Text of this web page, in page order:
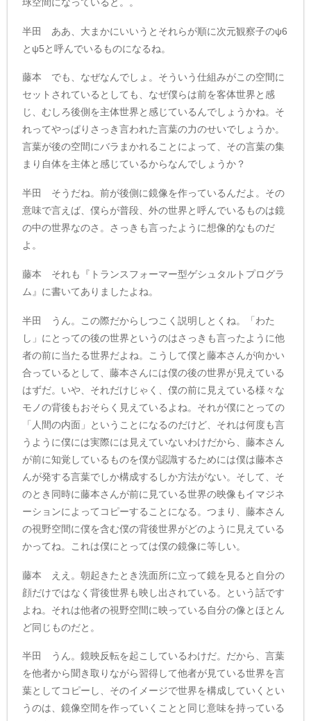
半田 ああ、大まかにいいうとそれらが順に次元観察子のψ6
とψ5と呼んでいるものになるね。
藤本 でも、なぜなんでしょ。そういう仕組みがこの空間に
セットされているとしても、なぜ僕らは前を客体世界と感
じ、むしろ後側を主体世界と感じているんでしょうかね。そ
れってやっぱりさっき言われた言葉の力のせいでしょうか。
言葉が後の空間にバラまかれることによって、その言葉の集
まり自体を主体と感じているからなんでしょうか？
半田 そうだね。前が後側に鏡像を作っているんだよ。その
意味で言えば、僕らが普段、外の世界と呼んでいるものは鏡
の中の世界なのさ。さっきも言ったように想像的なものだ
よ。
藤本 それも『トランスフォーマー型ゲシュタルトプログラ
ム』に書いてありましたよね。
半田 うん。この際だからしつこく説明しとくね。「わた
し」にとっての後の世界というのはさっきも言ったように他
者の前に当たる世界だよね。こうして僕と藤本さんが向かい
合っているとして、藤本さんには僕の後の世界が見えている
はずだ。いや、それだけじゃく、僕の前に見えている様々な
モノの背後もおそらく見えているよね。それが僕にとっての
「人間の内面」ということになるのだけど、それは何度も言
うように僕には実際には見えていないわけだから、藤本さん
が前に知覚しているものを僕が認識するためには僕は藤本さ
んが発する言葉でしか構成するしか方法がない。そして、そ
のとき同時に藤本さんが前に見ている世界の映像もイマジネ
ーションによってコピーすることになる。つまり、藤本さん
の視野空間に僕を含む僕の背後世界がどのように見えている
かってね。これは僕にとっては僕の鏡像に等しい。
藤本 ええ。朝起きたとき洗面所に立って鏡を見ると自分の
顔だけではなく背後世界も映し出されている。という話です
よね。それは他者の視野空間に映っている自分の像とほとん
ど同じものだと。
半田 うん。鏡映反転を起こしているわけだ。だから、言葉
を他者から聞き取りながら習得して他者が見ている世界を言
葉としてコピーし、そのイメージで世界を構成していくとい
うのは、鏡像空間を作っていくことと同じ意味を持っている